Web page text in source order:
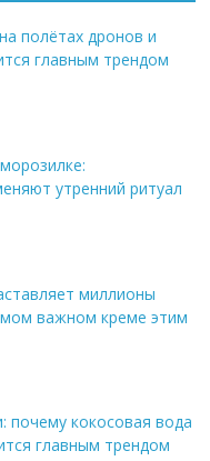
полётах дронов и
главным трендом
утренний ритуал
миллионы
важном креме этим
почему кокосовая вода
главным трендом